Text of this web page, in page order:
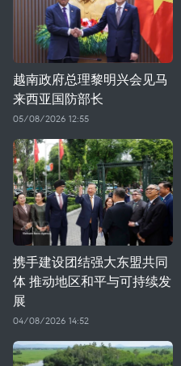
越南政府总理黎明兴会见马
来西亚国防部长
05/08/2026 12:55
携手建设团结强大东盟共同
体 推动地区和平与可持续发
展
04/08/2026 14:52